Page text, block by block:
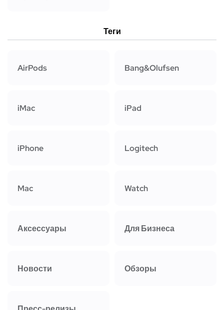
Теги
AirPods Bang&Olufsen
iMac iPad
iPhone Logitech
Mac Watch
Аксессуары Для Бизнеса
Новости Обзоры